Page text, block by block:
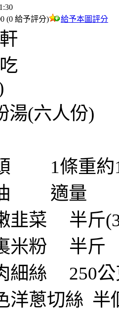
1:30
(0 給予評分) 給予本圖評分
湯(六人份)
1條重約
適量
菜 半斤
粉 半斤
絲 250公
蔥切絲 半